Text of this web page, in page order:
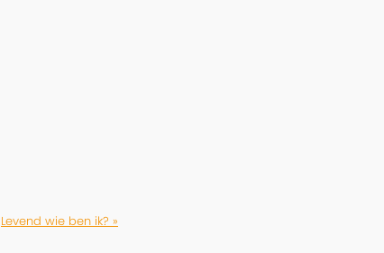
Levend wie ben ik? »